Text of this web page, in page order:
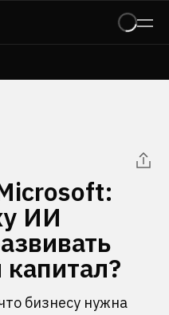
ИИ
бизнесу нужна